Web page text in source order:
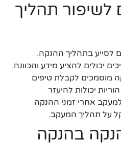
לשיפור תהליך
לסייע בתהליך ההנקה.
יכולים להציע מידע והכוונה.
מוסמכים לקבלת טיפים
יכולות להיעזר
למעקב אחרי זמני ההנקה
על תהליך המעקב.
בהנקה